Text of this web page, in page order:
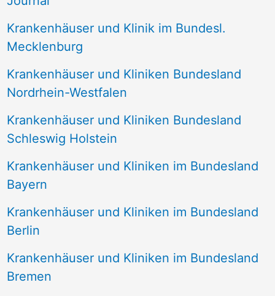
c
:
Krankenhäuser und Klinik im Bundesl.
Mecklenburg
Krankenhäuser und Kliniken Bundesland
Nordrhein-Westfalen
Krankenhäuser und Kliniken Bundesland
Schleswig Holstein
Krankenhäuser und Kliniken im Bundesland
Bayern
Krankenhäuser und Kliniken im Bundesland
Berlin
Krankenhäuser und Kliniken im Bundesland
Bremen